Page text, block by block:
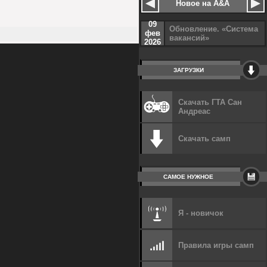
Новое на A&A
09
фев
2026
Обновление. «Система
вакансий»
ЗАГРУЗКИ
Скачать ГТА Сан
Андреас
Скачать самп
САМОЕ НУЖНОЕ
Я - новичок
Правила игры самп